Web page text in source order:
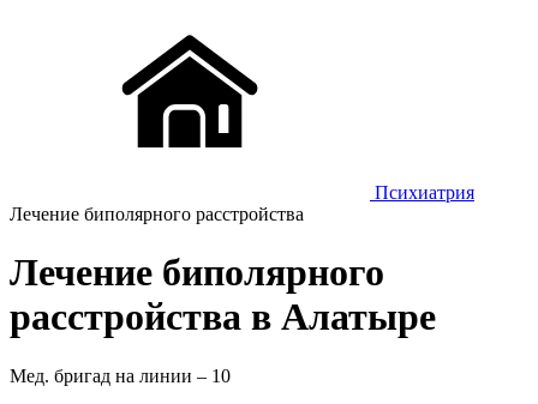
Психиатрия
Лечение биполярного расстройства
Лечение биполярного
расстройства в Алатыре
Мед. бригад на линии – 10